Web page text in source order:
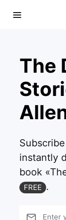
The
instantly
book
FREE .